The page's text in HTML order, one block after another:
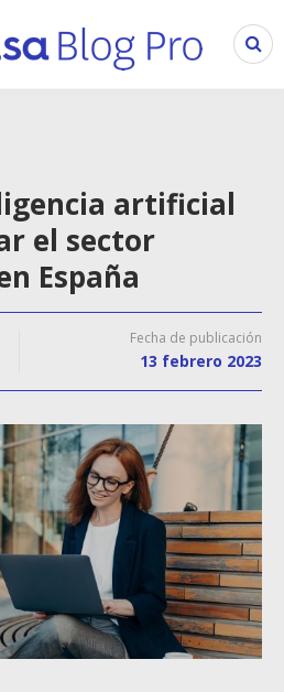
artificial
el sector
España
Fecha de publicación
13 febrero 2023